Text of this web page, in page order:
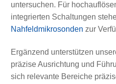
untersuchen. Für
integrierten Schaltungen
Nahfeldmikrosonden zur
Ergänzend unterstützen
präzise Ausrichtung und
sich relevante Bereiche